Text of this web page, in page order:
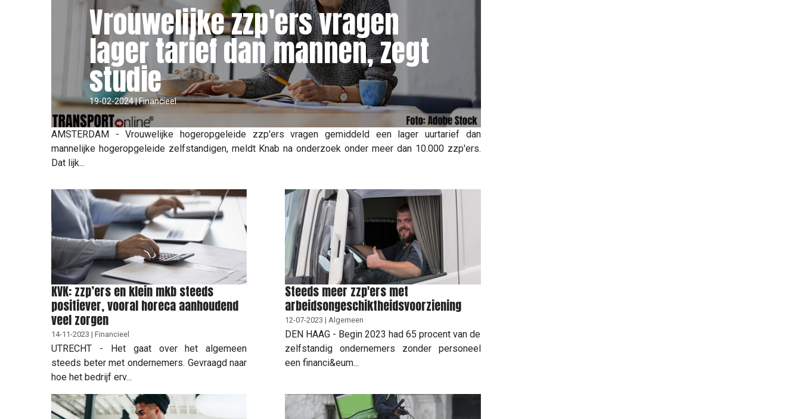
Vrouwelijke zzp'ers vragen
lager tarief dan mannen, zegt
studie
19-02-2024 | Financieel
AMSTERDAM - Vrouwelijke hogeropgeleide zzp'ers vragen gemiddeld een lager uurtarief dan
mannelijke hogeropgeleide zelfstandigen, meldt Knab na onderzoek onder meer dan 10.000 zzp'ers.
Dat lijk...
KVK: zzp’ers en klein mkb steeds
positiever, vooral horeca aanhoudend
veel zorgen
14-11-2023 | Financieel
UTRECHT - Het gaat over het algemeen
steeds beter met ondernemers. Gevraagd naar
hoe het bedrijf erv...
Steeds meer zzp'ers met
arbeidsongeschiktheidsvoorziening
12-07-2023 | Algemeen
DEN HAAG - Begin 2023 had 65 procent van de
zelfstandig ondernemers zonder personeel
een financi&eum...